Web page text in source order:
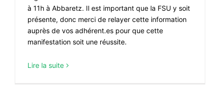
à 11h à Abbaretz. Il est important que la FSU y soit
présente, donc merci de relayer cette information
auprès de vos adhérent.es pour que cette
manifestation soit une réussite.
Lire la suite